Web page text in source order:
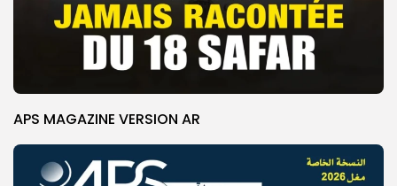
APS MAGAZINE VERSION AR